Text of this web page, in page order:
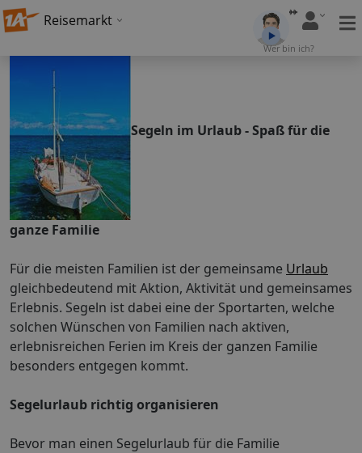
Reisemarkt
Wer bin ich?
Segeln im Urlaub - Spaß für die
ganze Familie
Für die meisten Familien ist der gemeinsame Urlaub
gleichbedeutend mit Aktion, Aktivität und gemeinsames
Erlebnis. Segeln ist dabei eine der Sportarten, welche
solchen Wünschen von Familien nach aktiven,
erlebnisreichen Ferien im Kreis der ganzen Familie
besonders entgegen kommt.
Segelurlaub richtig organisieren
Bevor man einen Segelurlaub für die Familie